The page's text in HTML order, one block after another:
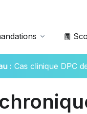
: Cas clinique DPC